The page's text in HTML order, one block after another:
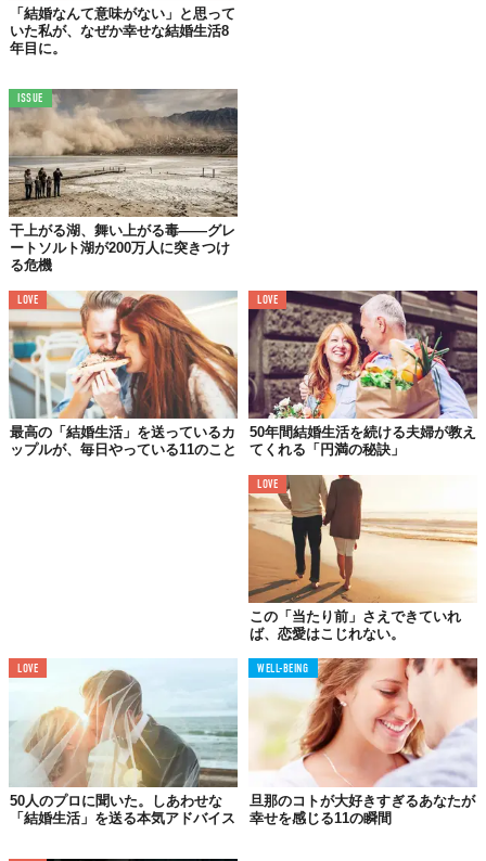
魔法の言葉を
「もっと上にいけるはず」
言うまでもなく、自己肯定感が強い人は何事もポジティブに捉え
られます。そういう人はチャレンジ精神が旺盛。向上心も強く、
「もっと仕事で成果を出したい」「出世したい」など、上を目指
します。
パートナーから日常的に「あなたはもっと上にいけるはず」など
期待の言葉をかけてもらうのは、自己肯定感を高めるのに効果
的。
03.
いちいち文句を言わない
ずっと一緒にいれば、文句のひとつやふたつ言いたくなるのは当
たり前。ですが、それが日常的であればこちらも疲れてしまいま
す。言いたいことがある時は、すぐ口に出すのではなく一度飲み
込んでください。それでも言わなきゃ気が済まない！というので
「結婚なんて意味がない」と思って
いた私が、なぜか幸せな結婚生活8
年目に。
ISSUE
干上がる湖、舞い上がる毒——グレ
ートソルト湖が200万人に突きつけ
る危機
LOVE
最高の「結婚生活」を送っているカ
ップルが、毎日やっている11のこと
LOVE
50年間結婚生活を続ける夫婦が教え
てくれる「円満の秘訣」
LOVE
この「当たり前」さえできていれ
ば、恋愛はこじれない。
LOVE
50人のプロに聞いた。しあわせな
「結婚生活」を送る本気アドバイス
WELL-BEING
旦那のコトが大好きすぎるあなたが
幸せを感じる11の瞬間